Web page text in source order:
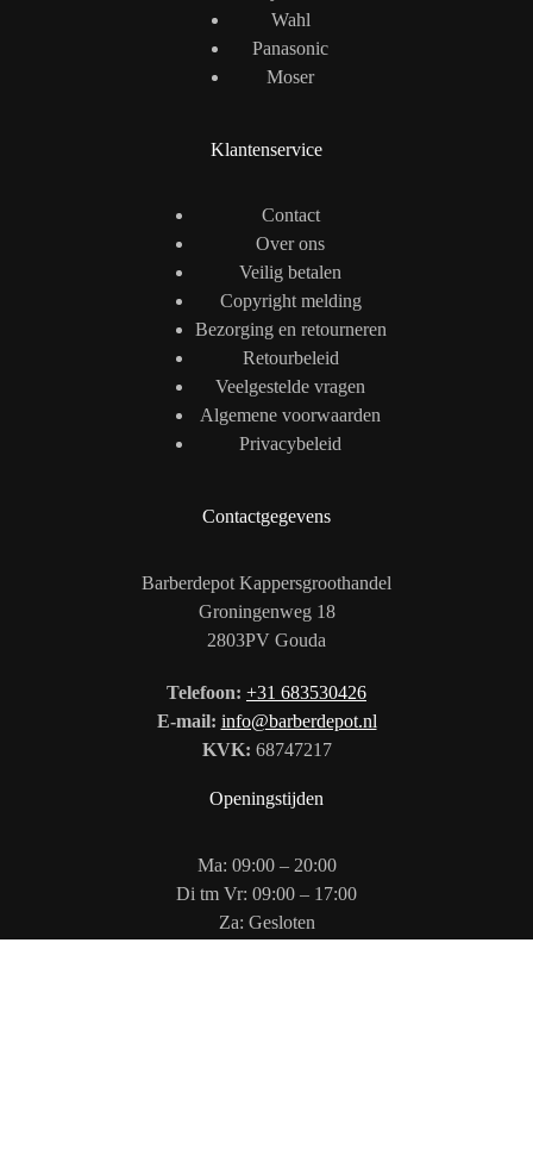
Wahl
Panasonic
Moser
Klantenservice
Contact
Over ons
Veilig betalen
Copyright melding
Bezorging en retourneren
Retourbeleid
Veelgestelde vragen
Algemene voorwaarden
Privacybeleid
Contactgegevens
Barberdepot Kappersgroothandel
Groningenweg 18
2803PV Gouda
Telefoon: +31 683530426
E-mail: info@barberdepot.nl
KVK: 68747217
Openingstijden
Ma: 09:00 – 20:00
Di tm Vr: 09:00 – 17:00
Za: Gesloten